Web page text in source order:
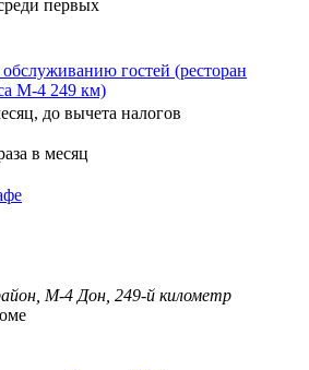
первых
гостей (ресторан
М-4 249 км)
до вычета налогов
в месяц
М-4 Дон, 249-й километр